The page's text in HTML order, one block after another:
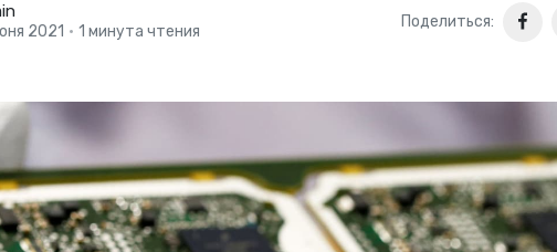
2021 • 1 минута чтения
Поделиться: